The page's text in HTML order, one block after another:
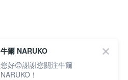
牛爾 NARUKO
您好😊謝謝您關注牛爾
NARUKO！